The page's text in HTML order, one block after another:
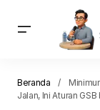
Beranda
Jalan, Ini Aturan